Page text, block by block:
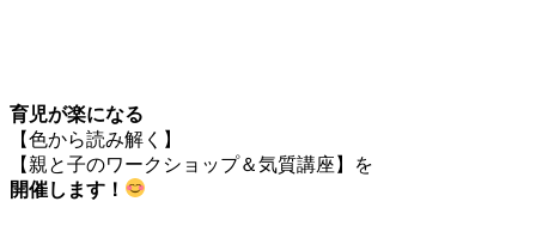
育児が楽になる
【色から読み解く】
【親と子のワークショップ＆気質講座】を
開催します！